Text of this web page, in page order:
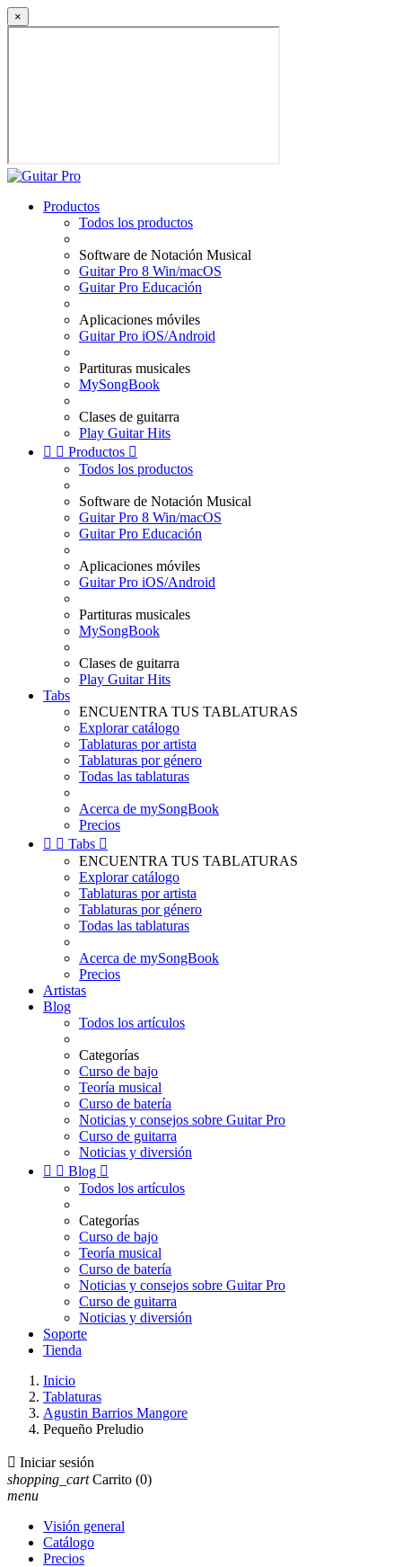
×
Productos
Todos los productos
Software de Notación Musical
Guitar Pro 8 Win/macOS
Guitar Pro Educación
Aplicaciones móviles
Guitar Pro iOS/Android
Partituras musicales
MySongBook
Clases de guitarra
Play Guitar Hits
  Productos 
Todos los productos
Software de Notación Musical
Guitar Pro 8 Win/macOS
Guitar Pro Educación
Aplicaciones móviles
Guitar Pro iOS/Android
Partituras musicales
MySongBook
Clases de guitarra
Play Guitar Hits
Tabs
ENCUENTRA TUS TABLATURAS
Explorar catálogo
Tablaturas por artista
Tablaturas por género
Todas las tablaturas
Acerca de mySongBook
Precios
  Tabs 
ENCUENTRA TUS TABLATURAS
Explorar catálogo
Tablaturas por artista
Tablaturas por género
Todas las tablaturas
Acerca de mySongBook
Precios
Artistas
Blog
Todos los artículos
Categorías
Curso de bajo
Teoría musical
Curso de batería
Noticias y consejos sobre Guitar Pro
Curso de guitarra
Noticias y diversión
  Blog 
Todos los artículos
Categorías
Curso de bajo
Teoría musical
Curso de batería
Noticias y consejos sobre Guitar Pro
Curso de guitarra
Noticias y diversión
Soporte
Tienda
Inicio
Tablaturas
Agustin Barrios Mangore
Pequeño Preludio
 Iniciar sesión
shopping_cart Carrito (0)
menu
Visión general
Catálogo
Precios